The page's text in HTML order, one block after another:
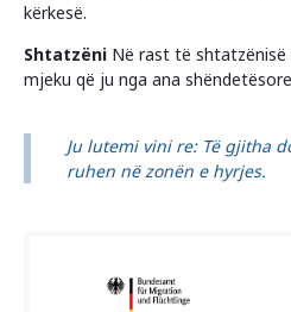
kërkesë.
Shtatzëni Në rast të
mjeku që ju nga ana
Ju lutemi vini re: Të gjitha
ruhen në zonën e hyrjes.